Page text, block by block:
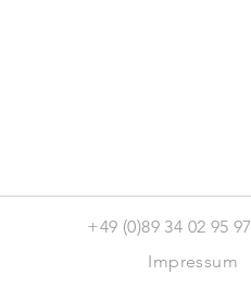
+49 (0)89 34 02 95 97
Impressum